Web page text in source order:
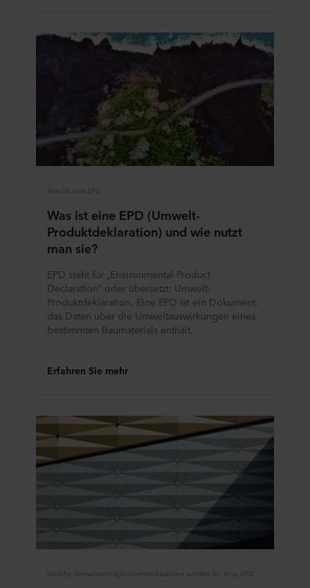
Was ist eine EPD
Was ist eine EPD (Umwelt-
Produktdeklaration) und wie nutzt
man sie?
EPD steht für „Environmental Product
Declaration“ oder übersetzt: Umwelt-
Produktdeklaration. Eine EPD ist ein Dokument,
das Daten über die Umweltauswirkungen eines
bestimmten Baumaterials enthält.
Erfahren Sie mehr